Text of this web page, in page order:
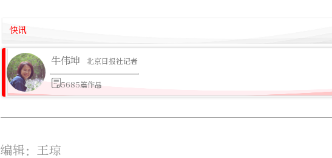
快讯
牛伟坤 北京日报社记者
5685篇作品
编辑：王琼